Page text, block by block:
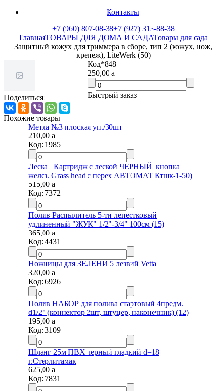
Контакты
+7 (960) 807-08-38+7 (927) 313-88-38
ГлавнаяТОВАРЫ ДЛЯ ДОМА И САДАТовары для сада
Защитный кожух для триммера в сборе, тип 2 (кожух, нож,
крепеж), LiteWerk (50)
Поделиться:
Код*848
250,00a
Быстрый заказ
Похожие товары
Метла №3 плоская уп./30шт
210,00a
Код:1985
Леска _Картридж с леской ЧЕРНЫЙ, кнопка
желез. Grass head с перех АВТОМАТ Ктшк-1-50)
515,00a
Код:7372
Полив Распылитель 5-ти лепестковый
удлиненный "ЖУК" 1/2"-3/4" 100см (15)
365,00a
Код:4431
Ножницы для ЗЕЛЕНИ 5 лезвий Vetta
320,00a
Код:6926
Полив НАБОР для полива стартовый 4предм.
d1/2" (коннектор 2шт, штуцер, наконечник) (12)
195,00a
Код:3109
Шланг 25м ПВХ черный гладкий d=18
г.Стерлитамак
625,00a
Код:7831